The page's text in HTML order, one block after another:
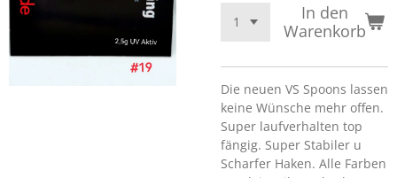
In den
Warenkorb
Die neuen VS Spoons lassen
keine Wünsche mehr offen.
Super laufverhalten top
fängig. Super Stabiler u
Scharfer Haken. Alle Farben